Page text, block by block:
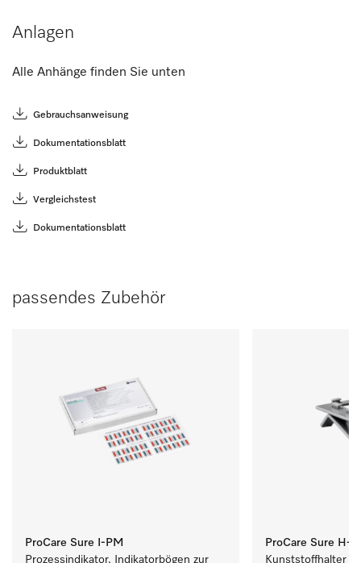
Anlagen
Alle Anhänge finden Sie unten
Gebrauchsanweisung
Dokumentationsblatt
Produktblatt
Vergleichstest
Dokumentationsblatt
passendes Zubehör
ProCare Sure I-PM
Prozessindikator, Indikatorbögen zur
ProCare Sure H-
Kunststoffhalter